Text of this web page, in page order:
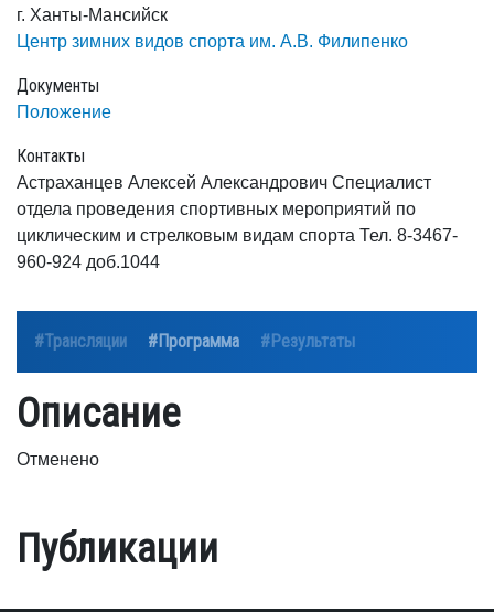
г. Ханты-Мансийск
Центр зимних видов спорта им. А.В. Филипенко
Документы
Положение
Контакты
Астраханцев Алексей Александрович Специалист
отдела проведения спортивных мероприятий по
циклическим и стрелковым видам спорта Тел. 8-3467-
960-924 доб.1044
#Трансляции #Программа #Результаты
Описание
Отменено
Публикации